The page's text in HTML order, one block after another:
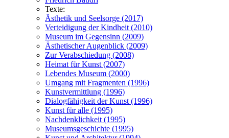
Texte:
Ästhetik und Seelsorge (2017)
Verteidigung der Kindheit (2010)
Museum im Gegensinn (2009)
Ästhetischer Augenblick (2009)
Zur Verabschiedung (2008)
Heimat für Kunst (2007)
Lebendes Museum (2000)
Umgang mit Fragmenten (1996)
Kunstvermittlung (1996)
Dialogfähigkeit der Kunst (1996)
Kunst für alle (1995)
Nachdenklichkeit (1995)
Museumsgeschichte (1995)